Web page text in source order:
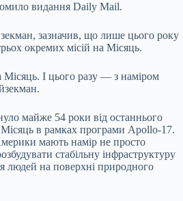
видання Daily Mail.
зазначив, що лише цього року
окремих місій на Місяць.
Місяць. І цього разу — з наміром
майже 54 роки від останнього
в рамках програми Apollo-17.
мають намір не просто
стабільну інфраструктуру
людей на поверхні природного